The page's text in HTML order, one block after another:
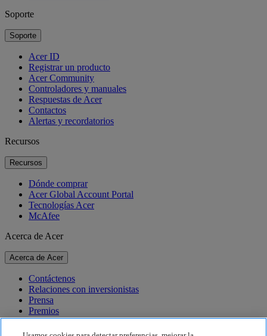
Soporte
Soporte
Acer ID
Registrar un producto
Acer Community
Controladores y manuales
Respuestas de Acer
Contactos
Alertas y recordatorios
Recursos
Recursos
Dónde comprar
Acer Global Account Portal
Tecnologías Acer
McAfee
Acerca de Acer
Acerca de Acer
Contáctenos
Relaciones con inversionistas
Prensa
Premios
Eventos